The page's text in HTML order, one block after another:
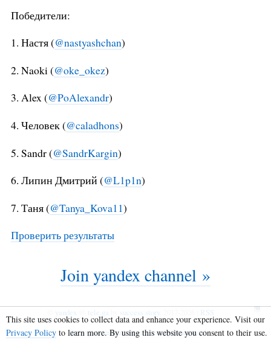
Победители:
1. Настя (@nastyashchan)
2. Naoki (@oke_okez)
3. Alex (@PoAlexandr)
4. Человек (@caladhons)
5. Sandr (@SandrKargin)
6. Липин Дмитрий (@L1p1n)
7. Таня (@Tanya_Kova11)
Проверить результаты
Join yandex channel »
yandex tele.ga success story
RSS
Веб-трансляция твоего телеграм канала!
This site uses cookies to collect data and enhance your experience. Visit our
Privacy Policy to learn more. By using this website you consent to their use.